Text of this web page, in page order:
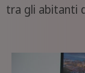
tra gli abitanti